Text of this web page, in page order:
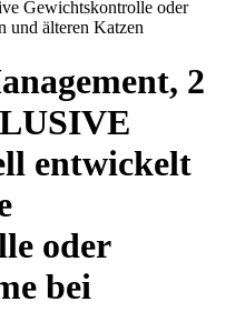
2
entwickelt
oder
bei